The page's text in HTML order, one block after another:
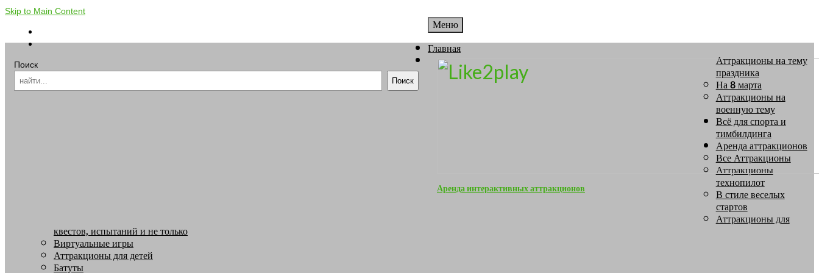
Skip to Main Content
Поиск
Поиск
Аренда интерактивных аттракционов
Меню
Главная
Аттракционы на тему
праздника
На 8 марта
Аттракционы на
военную тему
Всё для спорта и
тимбилдинга
Аренда аттракционов
Все Аттракционы
Аттракционы
технопилот
В стиле веселых
стартов
Аттракционы для
квестов, испытаний и не только
Виртуальные игры
Аттракционы для детей
Батуты